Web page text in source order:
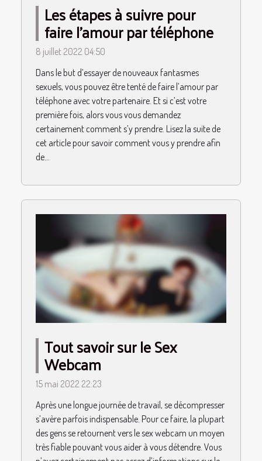
Les étapes à suivre pour
faire l’amour par téléphone
8 juillet 2022 04:50
Dans le but d’essayer de nouveaux fantasmes
sexuels, vous pouvez être tenté de faire l’amour par
téléphone avec votre partenaire. Et si c’est votre
première fois, alors vous vous demandez
certainement comment s’y prendre. Lisez la suite de
cet article pour savoir comment vous y prendre afin
de...
Tout savoir sur le Sex
Webcam
15 mai 2022 22:23
Après une longue journée de travail, se décompresser
s’avère parfois indispensable. Pour ce faire, la plupart
des gens se retournent vers le sex webcam un moyen
très fiable pouvant vous aider à vous détendre. Vous